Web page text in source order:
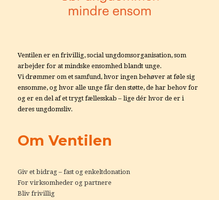
Ventilen er en frivillig, social ungdomsorganisation, som
arbejder for at mindske ensomhed blandt unge.
Vi drømmer om et samfund, hvor ingen behøver at føle sig
ensomme, og hvor alle unge får den støtte, de har behov for
og er en del af et trygt fællesskab – lige dér hvor de er i
deres ungdomsliv.
Om Ventilen
Giv et bidrag – fast og enkeltdonation
For virksomheder og partnere
Bliv frivillig